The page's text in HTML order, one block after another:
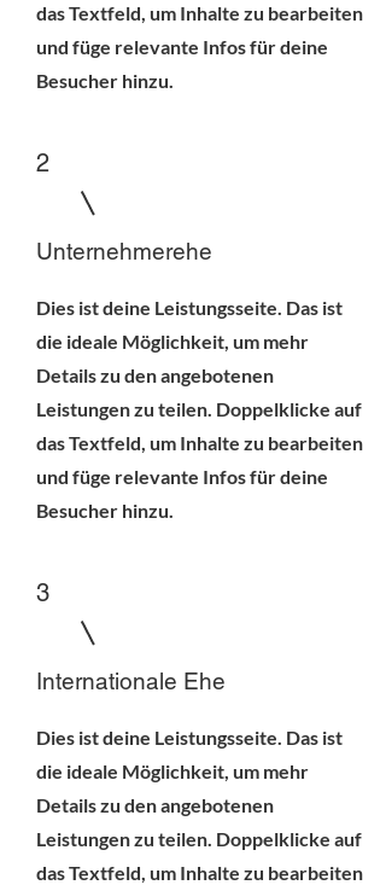
das Textfeld, um Inhalte zu bearbeiten
und füge relevante Infos für deine
Besucher hinzu.
2
Unternehmerehe
Dies ist deine Leistungsseite. Das ist
die ideale Möglichkeit, um mehr
Details zu den angebotenen
Leistungen zu teilen. Doppelklicke auf
das Textfeld, um Inhalte zu bearbeiten
und füge relevante Infos für deine
Besucher hinzu.
3
Internationale Ehe
Dies ist deine Leistungsseite. Das ist
die ideale Möglichkeit, um mehr
Details zu den angebotenen
Leistungen zu teilen. Doppelklicke auf
das Textfeld, um Inhalte zu bearbeiten